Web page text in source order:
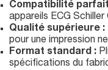
Compatibilité
appareils ECG
Qualité supérieure :
pour une impression
Format standard :
spécifications du